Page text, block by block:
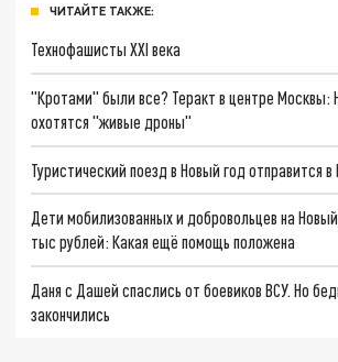
ЧИТАЙТЕ ТАКЖЕ:
Технофашисты XXI века
"Кротами" были все? Теракт в центре Москвы:
охотятся "живые дроны"
Туристический поезд в Новый год отправится в
Дети мобилизованных и добровольцев на Новый
тыс рублей: Какая ещё помощь положена
Даня с Дашей спаслись от боевиков ВСУ. Но
закончились